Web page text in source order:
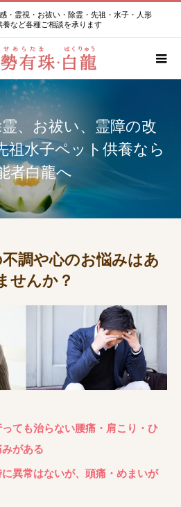
・霊視・お祓い・除霊・先祖・水子・人形
養など各種ご相談を承ります
、お祓い、霊障の改
祖水子ペット供養なら
者白龍へ
調や心のお悩みはあ
せんか？
ても治らない腰痛・肩こり・ひ
がある
異常はないが、頭痛・めまいが